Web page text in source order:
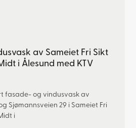
av Sameiet Fri Sikt
i Ålesund med KTV
fasade- og vindusvask av
Sjømannsveien 29 i Sameiet Fri
i